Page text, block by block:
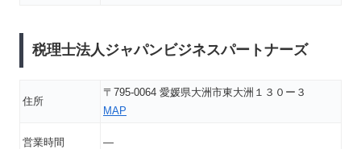
税理士法人ジャパンビジネスパートナーズ
住所
〒795-0064 愛媛県大洲市東大洲１３０ー３
MAP
営業時間 ―